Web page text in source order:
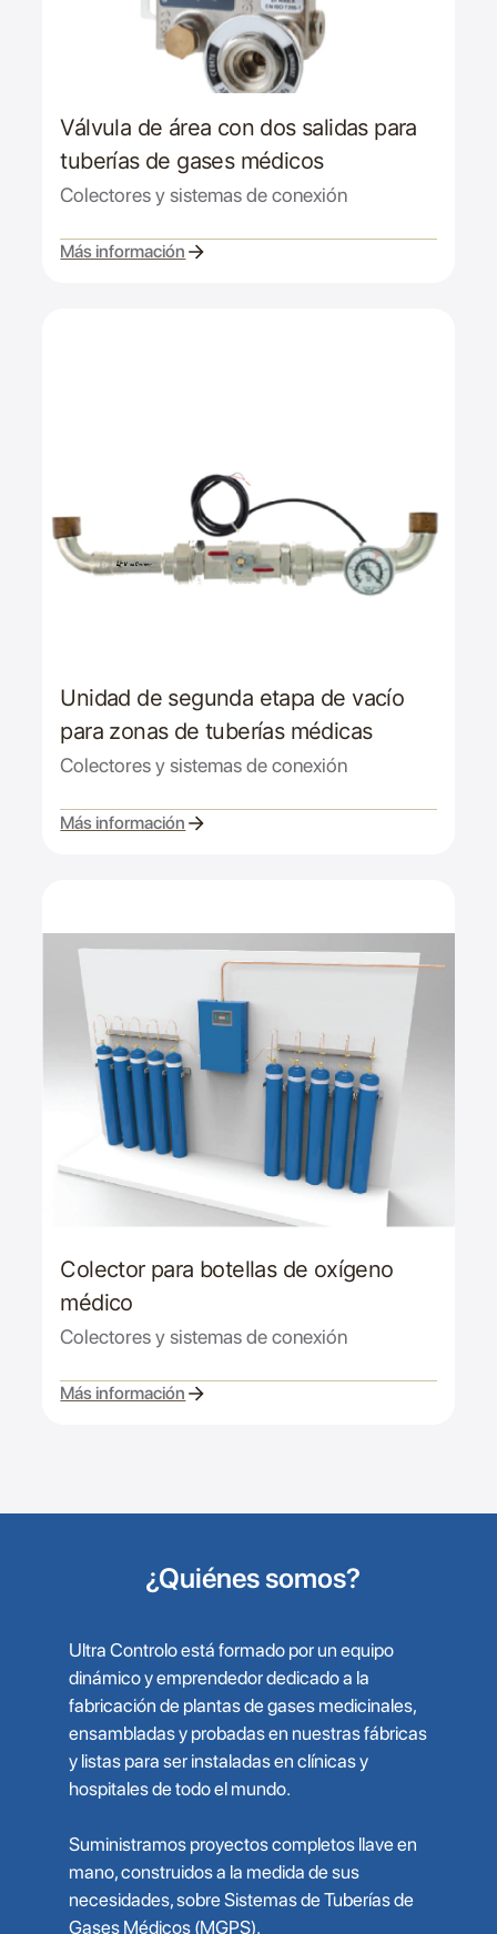
Válvula de área con dos salidas para
tuberías de gases médicos
Colectores y sistemas de conexión
Más información
Unidad de segunda etapa de vacío
para zonas de tuberías médicas
Colectores y sistemas de conexión
Más información
Colector para botellas de oxígeno
médico
Colectores y sistemas de conexión
Más información
¿Quiénes somos?
Ultra Controlo está formado por un equipo
dinámico y emprendedor dedicado a la
fabricación de plantas de gases medicinales,
ensambladas y probadas en nuestras fábricas
y listas para ser instaladas en clínicas y
hospitales de todo el mundo.
Suministramos proyectos completos llave en
mano, construidos a la medida de sus
necesidades, sobre Sistemas de Tuberías de
Gases Médicos (MGPS).